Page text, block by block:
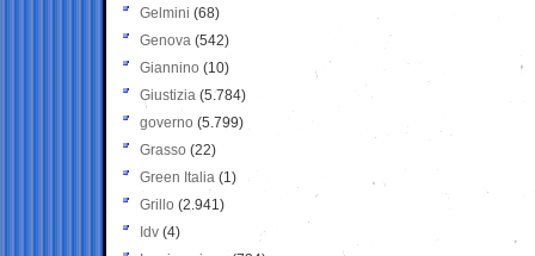
Gelmini (68)
Genova (542)
Giannino (10)
Giustizia (5.784)
governo (5.799)
Grasso (22)
Green Italia (1)
Grillo (2.941)
Idv (4)